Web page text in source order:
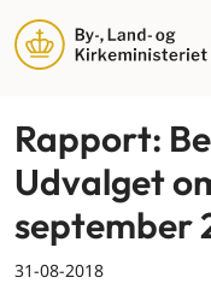
Rapport:
Udvalget
september
31-08-2018